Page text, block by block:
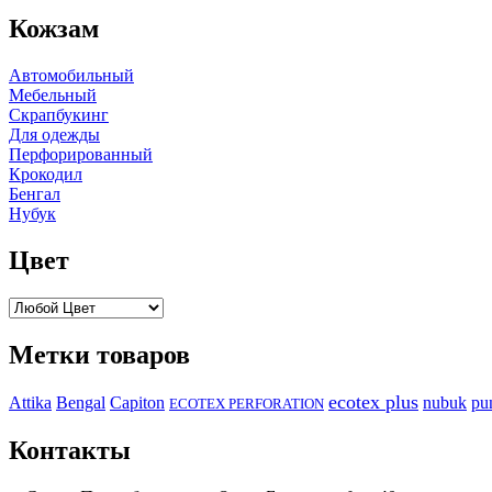
Кожзам
Автомобильный
Мебельный
Скрапбукинг
Для одежды
Перфорированный
Крокодил
Бенгал
Нубук
Цвет
Метки товаров
Attika Bengal Capiton ECOTEX PERFORATION ecotex plus nubuk
Контакты